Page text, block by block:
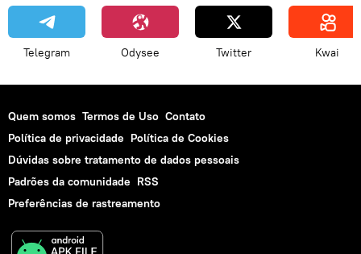
Telegram Odysee Twitter Kwai
Quem somos Termos de Uso Contato
Política de privacidade Política de Cookies
Dúvidas sobre tratamento de dados pessoais
Padrões da comunidade RSS
Preferências de rastreamento